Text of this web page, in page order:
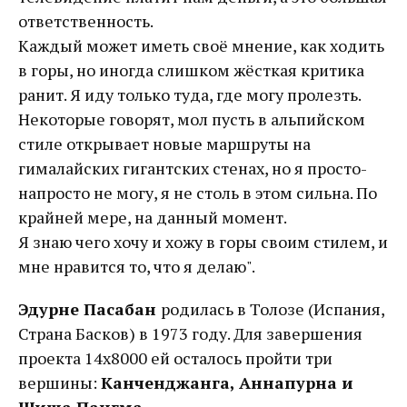
ответственность.
Каждый может иметь своё мнение, как ходить
в горы, но иногда слишком жёсткая критика
ранит. Я иду только туда, где могу пролезть.
Некоторые говорят, мол пусть в альпийском
стиле открывает новые маршруты на
гималайских гигантских стенах, но я просто-
напросто не могу, я не столь в этом сильна. По
крайней мере, на данный момент.
Я знаю чего хочу и хожу в горы своим стилем, и
мне нравится то, что я делаю".
Эдурне Пасабан родилась в Толозе (Испания,
Страна Басков) в 1973 году. Для завершения
проекта 14х8000 ей осталось пройти три
вершины: Канченджанга, Аннапурна и